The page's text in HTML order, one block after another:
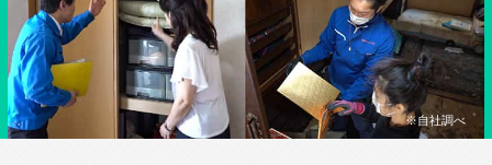
※自社調べ